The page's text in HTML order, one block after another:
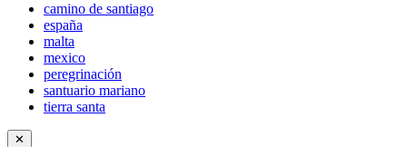
camino de santiago
españa
malta
mexico
peregrinación
santuario mariano
tierra santa
✕